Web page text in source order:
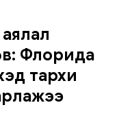
Флорида
тархи